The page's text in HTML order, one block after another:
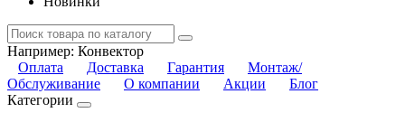
Например: Конвектор
Оплата
Доставка Гарантия
Монтаж/
Обслуживание
О компании Акции
Блог
Категории